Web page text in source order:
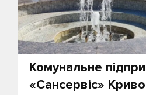
Комунальне
«Сансервіс»